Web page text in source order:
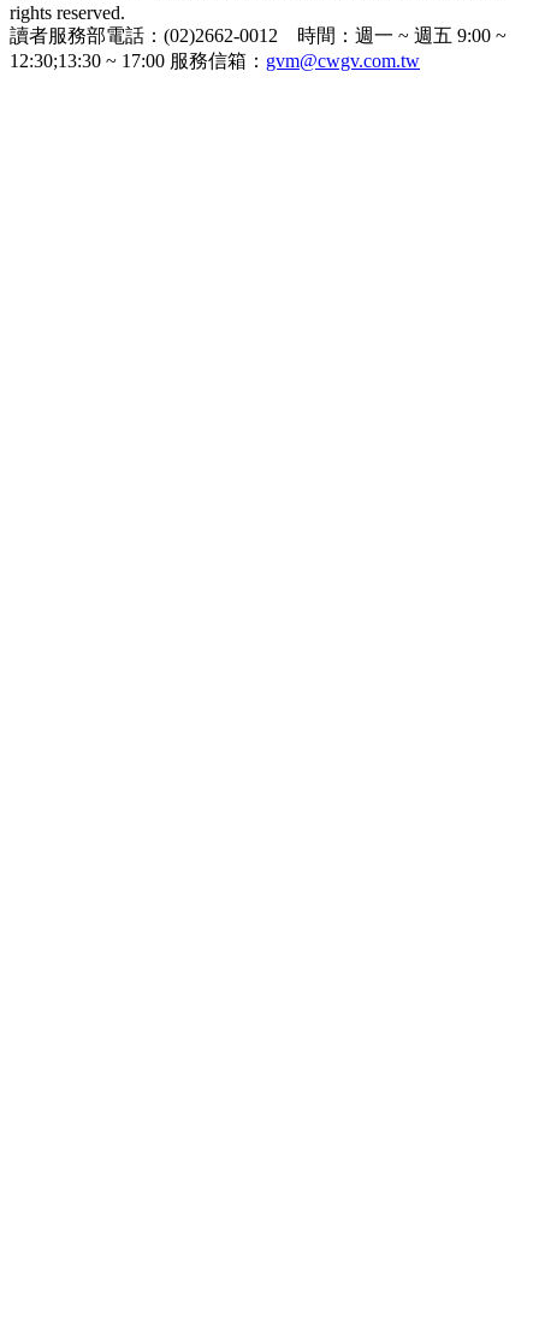
rights reserved.
讀者服務部電話：(02)2662-0012 時間：週一 ~ 週五 9:00 ~
12:30;13:30 ~ 17:00 服務信箱： gvm@cwgv.com.tw